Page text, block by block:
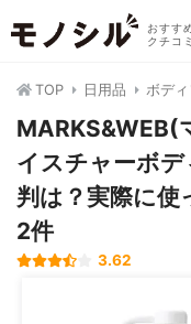
おすす
クチコ
TOP 日用品 ボデ
MARKS&WEB(
イスチャーボ
判は？実際に
2件
3.62